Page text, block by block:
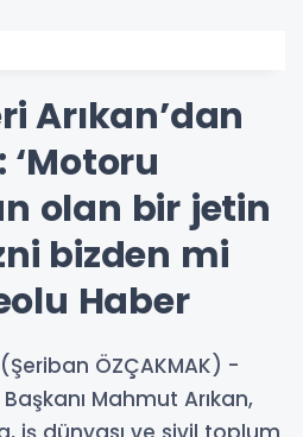
Arıkan’dan
‘Motoru
olan bir jetin
bizden mi
Haber
(Şeriban ÖZÇAKMAK) -
Mahmut Arıkan,